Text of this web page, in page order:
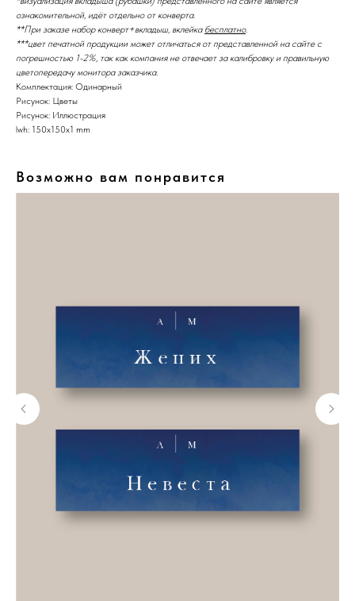
ознакомительной, идёт отдельно от конверта.
**При заказе набор конверт+вкладыш, вклейка бесплатно.
***цвет печатной продукции может отличаться от представленной на сайте с
погрешностью 1-2%, так как компания не отвечает за калибровку и правильную
цветопередачу монитора заказчика.
Комплектация: Одинарный
Рисунок: Цветы
Рисунок: Иллюстрация
lwh: 150x150x1 mm
Возможно вам понравится